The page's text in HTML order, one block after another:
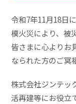
令和7年11月18日
模火災により、被
皆さまに心よりお
なられた方のご冥
株式会社ジンテッ
活再建等にお役立